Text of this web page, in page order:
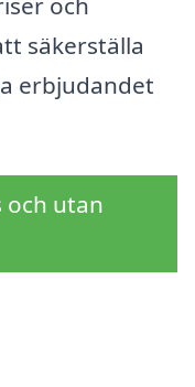
säkerställa
erbjudandet
och utan